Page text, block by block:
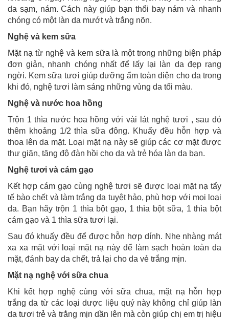
da sạm, nám. Cách này giúp bạn thổi bay nám và nhanh
chóng có một làn da mướt và trắng nõn.
Nghệ và kem sữa
Mặt nạ từ nghệ và kem sữa là một trong những biện pháp
đơn giản, nhanh chóng nhất để lấy lại làn da đẹp rạng
ngời. Kem sữa tươi giúp dưỡng ẩm toàn diện cho da trong
khi đó, nghệ tươi làm sáng những vùng da tối màu.
Nghệ và nước hoa hồng
Trộn 1 thìa nước hoa hồng với vài lát nghệ tươi , sau đó
thêm khoảng 1/2 thìa sữa đông. Khuấy đều hỗn hợp và
thoa lên da mặt. Loại mặt nạ này sẽ giúp các cơ mặt được
thư giãn, tăng độ đàn hồi cho da và trẻ hóa làn da bạn.
Nghệ tươi và cám gạo
Kết hợp cám gạo cùng nghệ tươi sẽ được loại mặt nạ tẩy
tế bào chết và làm trắng da tuyệt hảo, phù hợp với mọi loại
da. Bạn hãy trộn 1 thìa bột gạo, 1 thìa bột sữa, 1 thìa bột
cám gạo và 1 thìa sữa tươi lại.
Sau đó khuấy đều để được hỗn hợp dính. Nhẹ nhàng mát
xa xa mặt với loại mặt nạ này để làm sạch hoàn toàn da
mặt, đánh bay da chết, trả lại cho da vẻ trắng mịn.
Mặt nạ nghệ với sữa chua
Khi kết hợp nghệ cùng với sữa chua, mặt nạ hỗn hợp
trắng da từ các loại dược liệu quý này không chỉ giúp làn
da tươi trẻ và trắng mịn dần lên mà còn giúp chị em trị hiệu